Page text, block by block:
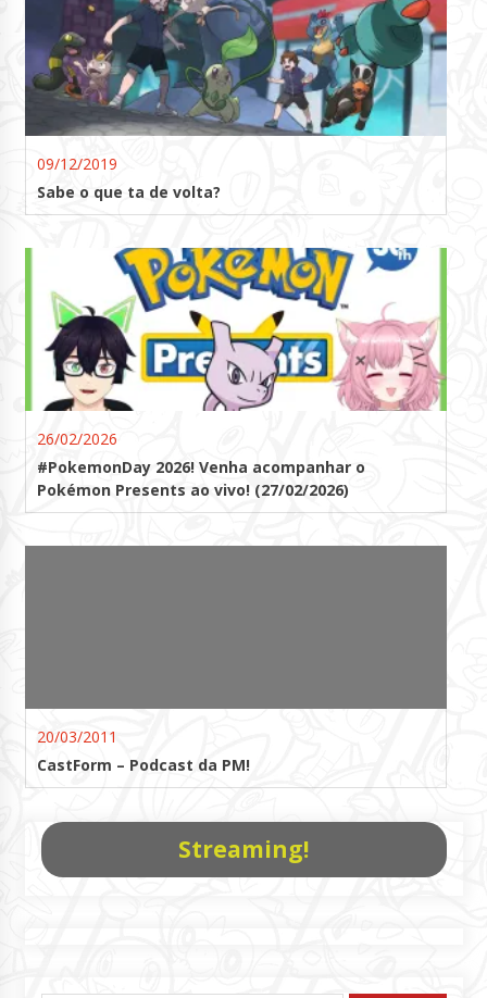
09/12/2019
Sabe o que ta de volta?
26/02/2026
#PokemonDay 2026! Venha acompanhar o
Pokémon Presents ao vivo! (27/02/2026)
20/03/2011
CastForm – Podcast da PM!
Streaming!